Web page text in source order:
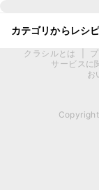
カテゴリからレシ
クラシルとは
サービスに
お